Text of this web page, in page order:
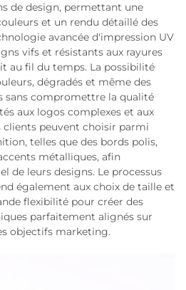
de design, permettant une
et un rendu détaillé des
avancée d'impression UV
vifs et résistants aux rayures
au fil du temps. La possibilité
dégradés et même des
sans compromettre la qualité
aux logos complexes et aux
clients peuvent choisir parmi
telles que des bords polis,
métalliques, afin
de leurs designs. Le processus
également aux choix de taille et
flexibilité pour créer des
parfaitement alignés sur
objectifs marketing.